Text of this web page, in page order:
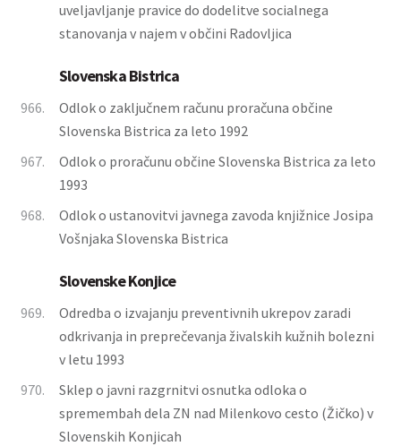
uveljavljanje pravice do dodelitve socialnega
stanovanja v najem v občini Radovljica
Slovenska Bistrica
966.
Odlok o zaključnem računu proračuna občine
Slovenska Bistrica za leto 1992
967.
Odlok o proračunu občine Slovenska Bistrica za leto
1993
968.
Odlok o ustanovitvi javnega zavoda knjižnice Josipa
Vošnjaka Slovenska Bistrica
Slovenske Konjice
969.
Odredba o izvajanju preventivnih ukrepov zaradi
odkrivanja in preprečevanja živalskih kužnih bolezni
v letu 1993
970.
Sklep o javni razgrnitvi osnutka odloka o
spremembah dela ZN nad Milenkovo cesto (Žičko) v
Slovenskih Konjicah